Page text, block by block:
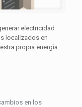
electricidad
localizados en
propia energía.
en los